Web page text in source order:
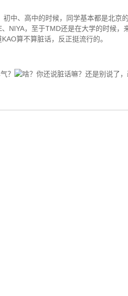
中、高中的时候，同学基本都是北京
NIYA，至于TMD还是在大学的时候
算不算脏话，反正挺流行的。
？ 你还说脏话嘛？还是别说了